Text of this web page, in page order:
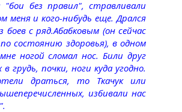
"бои без правил", стравливали
меня и кого-нибудь еще. Дрался
боев с ряд.Абабковым (он сейчас
состоянию здоровья), в одном
ногой сломал нос. Били друг
в грудь, почки, ноги куда угодно.
драться, то Ткачук или
избивали нас